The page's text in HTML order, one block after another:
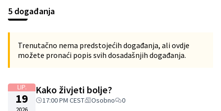
+
−
5 događanja
Trenutačno nema predstojećih događanja, ali ovdje
možete pronaći popis svih dosadašnjih događanja.
LIP.
19
Kako živjeti bolje?
17:00 PM CEST Osobno 0